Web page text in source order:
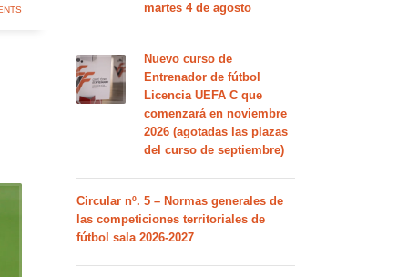
martes 4 de agosto
Nuevo curso de
Entrenador de fútbol
Licencia UEFA C que
comenzará en noviembre
2026 (agotadas las plazas
del curso de septiembre)
Circular nº. 5 – Normas generales de
las competiciones territoriales de
fútbol sala 2026-2027